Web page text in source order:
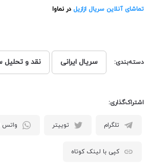
تماشای آنلاین سریال ازازیل در نماوا
دسته‌بندی: سریال ایرانی نقد و تحلیل
اشتراک‌گذاری:
تلگرام توییتر واتس
کپی با لینک کوتاه